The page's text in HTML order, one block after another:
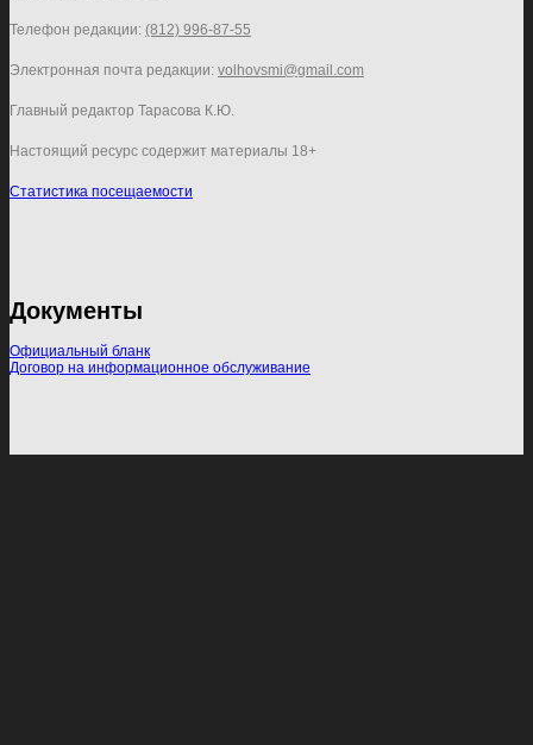
Телефон редакции: (812) 996-87-55
Электронная почта редакции: volhovsmi@gmail.com
Главный редактор Тарасова К.Ю.
Настоящий ресурс содержит материалы 18+
Статистика посещаемости
Документы
Официальный бланк
Договор на информационное обслуживание